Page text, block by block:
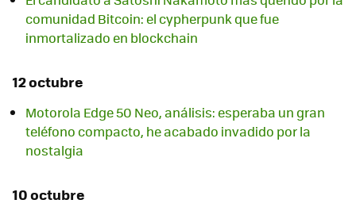
comunidad Bitcoin: el cypherpunk que fue
inmortalizado en blockchain
12 octubre
Motorola Edge 50 Neo, análisis: esperaba un gran
teléfono compacto, he acabado invadido por la
nostalgia
10 octubre